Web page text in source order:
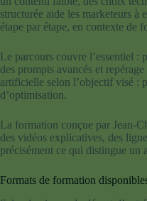
structurée aide les marketeurs
étape par étape, en contexte de
Le parcours couvre l’essentiel :
des prompts avancés et
artificielle selon l’objectif visé :
d’optimisation.
La formation conçue par Jean-
des vidéos explicatives, des
précisément ce qui distingue un
Formats de formation